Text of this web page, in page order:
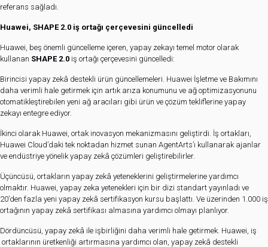
referans sağladı.
Huawei, SHAPE 2.0 iş ortağı çerçevesini güncelledi
Huawei, beş önemli güncelleme içeren, yapay zekayı temel motor olarak
kullanan SHAPE 2.0 iş ortağı çerçevesini güncelledi:
Birincisi yapay zekâ destekli ürün güncellemeleri. Huawei İşletme ve Bakımını
daha verimli hale getirmek için artık arıza konumunu ve ağ optimizasyonunu
otomatikleştirebilen yeni ağ aracıları gibi ürün ve çözüm tekliflerine yapay
zekayı entegre ediyor.
İkinci olarak Huawei, ortak inovasyon mekanizmasını geliştirdi. İş ortakları,
Huawei Cloud’daki tek noktadan hizmet sunan AgentArts’ı kullanarak ajanlar
ve endüstriye yönelik yapay zekâ çözümleri geliştirebilirler.
Üçüncüsü, ortakların yapay zekâ yeteneklerini geliştirmelerine yardımcı
olmaktır. Huawei, yapay zeka yetenekleri için bir dizi standart yayınladı ve
20’den fazla yeni yapay zekâ sertifikasyon kursu başlattı. Ve üzerinden 1.000 iş
ortağının yapay zekâ sertifikası almasına yardımcı olmayı planlıyor.
Dördüncüsü, yapay zekâ ile işbirliğini daha verimli hale getirmek. Huawei, iş
ortaklarının üretkenliği artırmasına yardımcı olan, yapay zekâ destekli